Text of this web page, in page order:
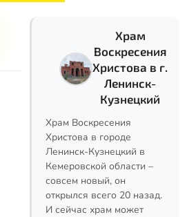
Храм
Воскресения
Христова в г.
Ленинск-
Кузнецкий
Храм Воскресения
Христова в городе
Ленинск-Кузнецкий в
Кемеровской области –
совсем новый, он
открылся всего 20 назад.
И сейчас храм может